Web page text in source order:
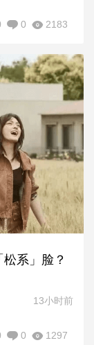
2183
0
系」脸？
13小时前
1297
0